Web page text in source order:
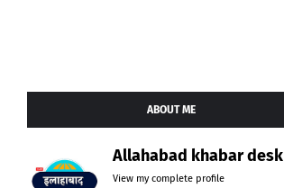
ABOUT ME
Allahabad khabar desk
View my complete profile